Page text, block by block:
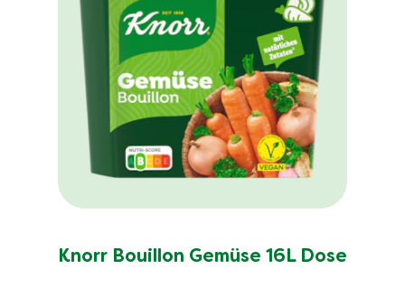
Knorr Bouillon Gemüse 16L Dose